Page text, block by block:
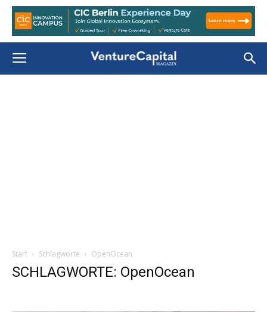
Start Schlagworte OpenOcean
SCHLAGWORTE: OpenOcean